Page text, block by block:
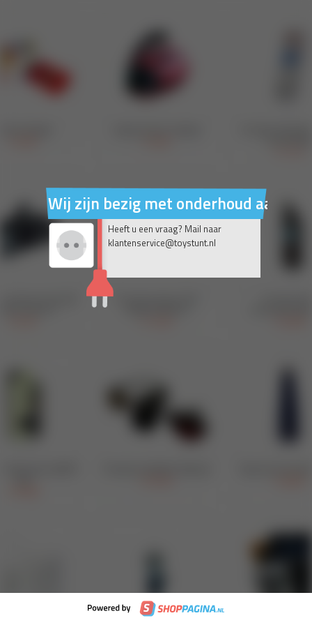
Wij zijn bezig met onderhoud aan
Heeft u een vraag? Mail naar
klantenservice@toystunt.nl